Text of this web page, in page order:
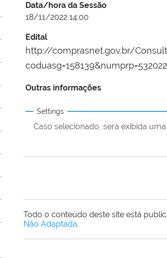
Data/hora da Sessão
18/11/2022 14:00
Edital
http://comprasnet.gov.br/
Outras informações
Settings
Caso selecionado, será exibida
Todo o conteúdo deste site está
Não Adaptada.